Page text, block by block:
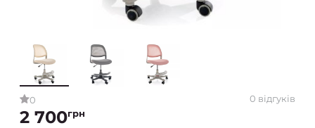
0 0 відгуків
2 700грн